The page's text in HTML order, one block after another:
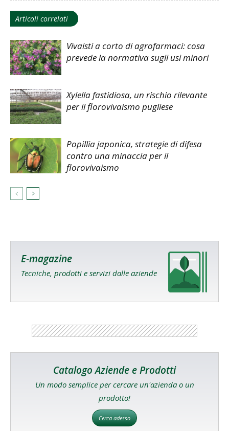
Articoli correlati
Vivaisti a corto di agrofarmaci: cosa
prevede la normativa sugli usi minori
Xylella fastidiosa, un rischio rilevante
per il florovivaismo pugliese
Popillia japonica, strategie di difesa
contro una minaccia per il
florovivaismo
E-magazine
Tecniche, prodotti e servizi dalle aziende
Catalogo Aziende e Prodotti
Un modo semplice per cercare un'azienda o un
prodotto!
Cerca adesso